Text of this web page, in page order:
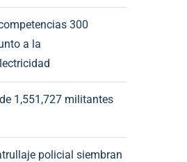
300
a la
1,551,727 militantes
policial siembran